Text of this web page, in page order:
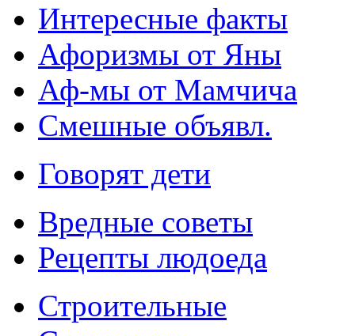
Интересные факты
Афоризмы от Яны
Аф-мы от Мамчича
Смешные объявл.
Говорят дети
Вредные советы
Рецепты людоеда
Строительные